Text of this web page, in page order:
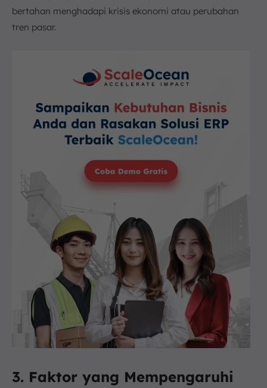
bertahan menghadapi krisis ekonomi atau perubahan
tren pasar.
3. Faktor yang Mempengaruhi